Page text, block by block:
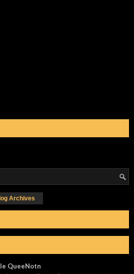
Archives
QueeNotn